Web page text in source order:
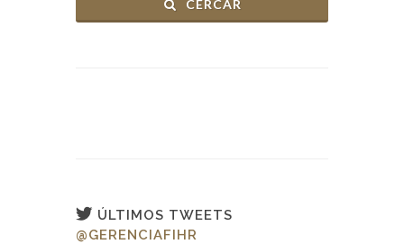
CERCAR
ÚLTIMOS TWEETS
@GERENCIAFIHR